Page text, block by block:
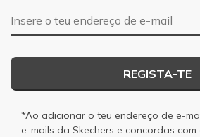
Endereço de e-mail
REGISTA-TE
*Ao adicionar o teu endereço de e-
e-mails da Skechers e concordas com